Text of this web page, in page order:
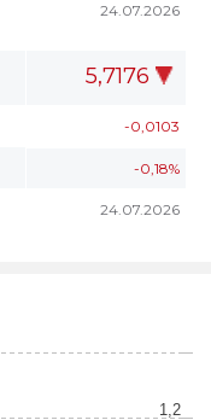
24.07.2026
5,7176
-0,0103
-0,18%
24.07.2026
1,2